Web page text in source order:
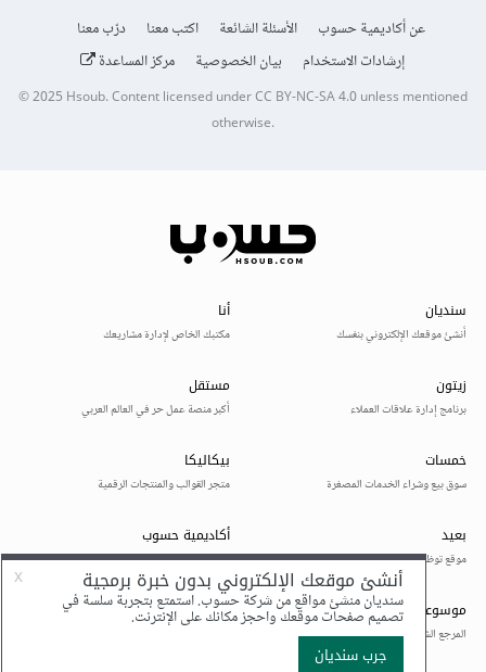
عن أكاديمية حسوب الأسئلة الشائعة اكتب معنا
درّب معنا
إرشادات الاستخدام
بيان الخصوصية مركز المساعدة
© 2025Hsoub.Content licensed underCC BY-NC-SA 4.0unless mentioned
otherwise.